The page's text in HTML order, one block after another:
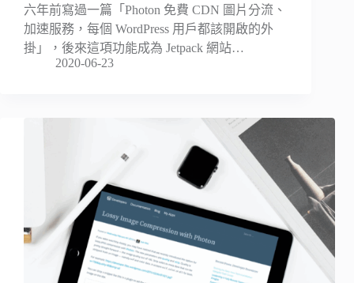
六年前寫過一篇「Photon 免費 CDN 圖片分流、
加速服務，每個 WordPress 用戶都該開啟的外
掛」，後來這項功能成為 Jetpack 網站…
2020-06-23